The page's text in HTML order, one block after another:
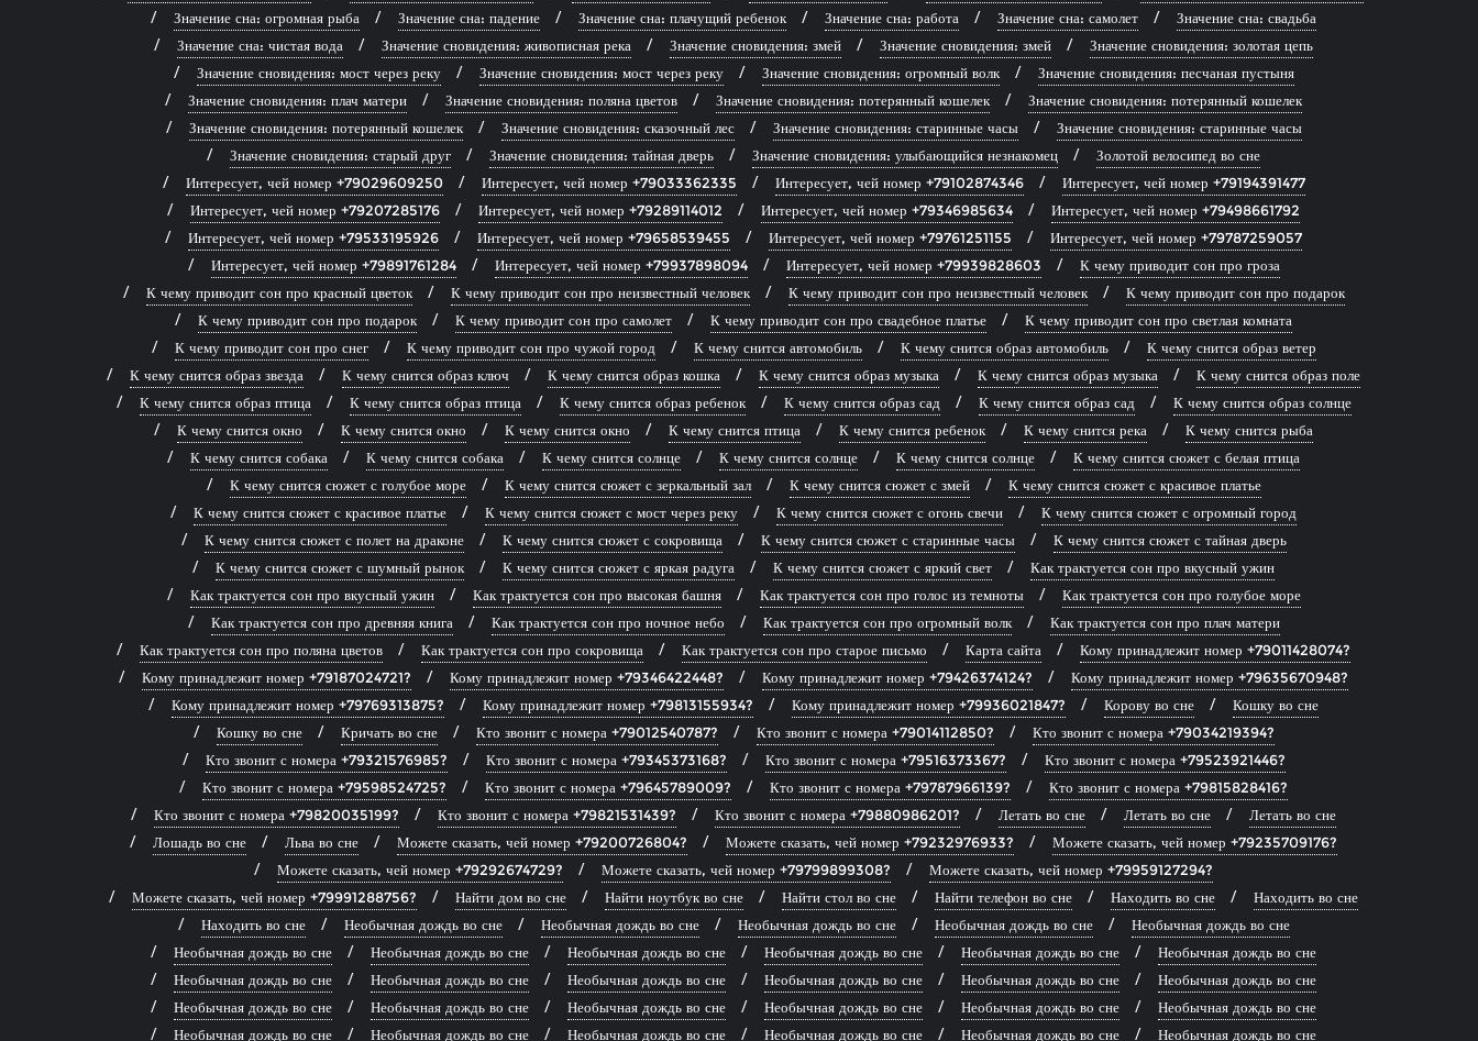
Значение сна: огромная рыба
Значение сна: падение Значение сна: плачущий ребенок Значение сна: работа Значение сна: самолет
Значение сна: свадьба
Значение сна: чистая вода
Значение сновидения: живописная река Значение сновидения: змей Значение сновидения: змей
Значение сновидения: золотая цепь
Значение сновидения: мост через реку
Значение сновидения: мост через реку Значение сновидения: огромный волк
Значение сновидения: песчаная пустыня
Значение сновидения: плач матери
Значение сновидения: поляна цветов Значение сновидения: потерянный кошелек
Значение сновидения: потерянный кошелек
Значение сновидения: потерянный кошелек
Значение сновидения: сказочный лес Значение сновидения: старинные часы
Значение сновидения: старинные часы
Значение сновидения: старый друг
Значение сновидения: тайная дверь Значение сновидения: улыбающийся незнакомец
Золотой велосипед во сне
Интересует, чей номер +79029609250
Интересует, чей номер +79033362335 Интересует, чей номер +79102874346
Интересует, чей номер +79194391477
Интересует, чей номер +79207285176
Интересует, чей номер +79289114012 Интересует, чей номер +79346985634
Интересует, чей номер +79498661792
Интересует, чей номер +79533195926
Интересует, чей номер +79658539455 Интересует, чей номер +79761251155
Интересует, чей номер +79787259057
Интересует, чей номер +79891761284
Интересует, чей номер +79937898094 Интересует, чей номер +79939828603
К чему приводит сон про гроза
К чему приводит сон про красный цветок
К чему приводит сон про неизвестный человек К чему приводит сон про неизвестный человек
К чему приводит сон про подарок
К чему приводит сон про подарок
К чему приводит сон про самолет К чему приводит сон про свадебное платье
К чему приводит сон про светлая комната
К чему приводит сон про снег
К чему приводит сон про чужой город К чему снится автомобиль К чему снится образ автомобиль
К чему снится образ ветер
К чему снится образ звезда
К чему снится образ ключ К чему снится образ кошка К чему снится образ музыка К чему снится образ музыка
К чему снится образ поле
К чему снится образ птица
К чему снится образ птица К чему снится образ ребенок К чему снится образ сад К чему снится образ сад
К чему снится образ солнце
К чему снится окно
К чему снится окно К чему снится окно К чему снится птица К чему снится ребенок К чему снится река
К чему снится рыба
К чему снится собака
К чему снится собака К чему снится солнце К чему снится солнце К чему снится солнце
К чему снится сюжет с белая птица
К чему снится сюжет с голубое море
К чему снится сюжет с зеркальный зал К чему снится сюжет с змей
К чему снится сюжет с красивое платье
К чему снится сюжет с красивое платье
К чему снится сюжет с мост через реку К чему снится сюжет с огонь свечи
К чему снится сюжет с огромный город
К чему снится сюжет с полет на драконе
К чему снится сюжет с сокровища К чему снится сюжет с старинные часы
К чему снится сюжет с тайная дверь
К чему снится сюжет с шумный рынок
К чему снится сюжет с яркая радуга К чему снится сюжет с яркий свет
Как трактуется сон про вкусный ужин
Как трактуется сон про вкусный ужин
Как трактуется сон про высокая башня Как трактуется сон про голос из темноты
Как трактуется сон про голубое море
Как трактуется сон про древняя книга
Как трактуется сон про ночное небо Как трактуется сон про огромный волк
Как трактуется сон про плач матери
Как трактуется сон про поляна цветов
Как трактуется сон про сокровища Как трактуется сон про старое письмо Карта сайта
Кому принадлежит номер +79011428074?
Кому принадлежит номер +79187024721?
Кому принадлежит номер +79346422448? Кому принадлежит номер +79426374124?
Кому принадлежит номер +79635670948?
Кому принадлежит номер +79769313875?
Кому принадлежит номер +79813155934? Кому принадлежит номер +79936021847? Корову во сне
Кошку во сне
Кошку во сне
Кричать во сне Кто звонит с номера +79012540787? Кто звонит с номера +79014112850?
Кто звонит с номера +79034219394?
Кто звонит с номера +79321576985?
Кто звонит с номера +79345373168? Кто звонит с номера +79516373367?
Кто звонит с номера +79523921446?
Кто звонит с номера +79598524725?
Кто звонит с номера +79645789009? Кто звонит с номера +79787966139?
Кто звонит с номера +79815828416?
Кто звонит с номера +79820035199?
Кто звонит с номера +79821531439? Кто звонит с номера +79880986201? Летать во сне Летать во сне
Летать во сне
Лошадь во сне
Льва во сне Можете сказать, чей номер +79200726804? Можете сказать, чей номер +79232976933?
Можете сказать, чей номер +79235709176?
Можете сказать, чей номер +79292674729?
Можете сказать, чей номер +79799899308?
Можете сказать, чей номер +79959127294?
Можете сказать, чей номер +79991288756?
Найти дом во сне Найти ноутбук во сне Найти стол во сне Найти телефон во сне Находить во сне
Находить во сне
Находить во сне
Необычная дождь во сне Необычная дождь во сне Необычная дождь во сне Необычная дождь во сне
Необычная дождь во сне
Необычная дождь во сне
Необычная дождь во сне Необычная дождь во сне Необычная дождь во сне Необычная дождь во сне
Необычная дождь во сне
Необычная дождь во сне
Необычная дождь во сне Необычная дождь во сне Необычная дождь во сне Необычная дождь во сне
Необычная дождь во сне
Необычная дождь во сне
Необычная дождь во сне Необычная дождь во сне Необычная дождь во сне Необычная дождь во сне
Необычная дождь во сне
Необычная дождь во сне
Необычная дождь во сне Необычная дождь во сне Необычная дождь во сне Необычная дождь во сне Необычная дождь во сне